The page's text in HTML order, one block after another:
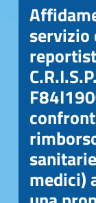
servizio
medici)